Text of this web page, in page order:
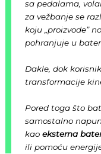
sa pedalama,
za vežbanje se
koju „proizvode”
pohranjuje u
Dakle, dok
transformacije
Pored toga što
samostalno
kao eksterna
ili pomoću